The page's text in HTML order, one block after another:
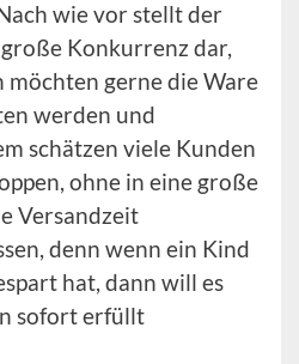
wie vor stellt der
Konkurrenz dar,
möchten gerne die Ware
werden und
schätzen viele Kunden
ohne in eine große
Versandzeit
denn wenn ein Kind
hat, dann will es
sofort erfüllt